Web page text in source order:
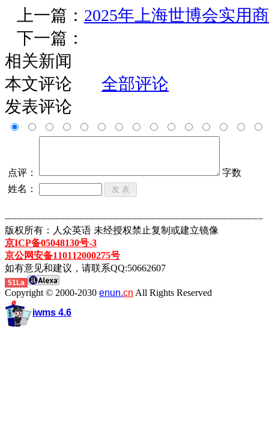
上一篇： 2025年上海世博会实用
下一篇：
相关新闻
本文评论
全部评论
发表评论
点评：
字数
姓名：
┈┈┈┈┈┈┈┈┈┈┈┈┈┈┈┈┈┈┈┈┈┈┈┈┈┈┈┈┈┈┈┈┈┈┈┈┈┈┈┈┈┈┈
版权所有：人众英语 未经授权禁止复制或建立镜像
京ICP备05048130号-3
京公网安备110112000275号
如有意见和建议，请联系QQ:50662607
51La
Copyright © 2000-2030 enun.cn All Rights Reserved
iwms 4.6